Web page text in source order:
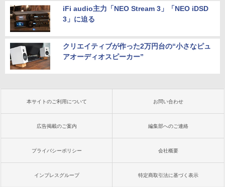
iFi audio主力「NEO Stream 3」「NEO iDSD
3」に迫る
クリエイティブが作った2万円台の“小さなピュ
アオーディオスピーカー”
本サイトのご利用について お問い合わせ
広告掲載のご案内 編集部へのご連絡
プライバシーポリシー 会社概要
インプレスグループ 特定商取引法に基づく表示